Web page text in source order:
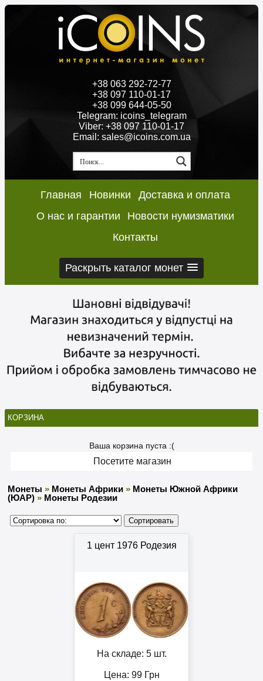
+38 063 292-72-77
+38 097 110-01-17
+38 099 644-05-50
Telegram: icoins_telegram
Viber: +38 097 110-01-17
Email: sales@icoins.com.ua
Главная Новинки
Доставка и оплата
О нас и гарантии
Новости нумизматики
Контакты
Раскрыть каталог монет
КОРЗИНА
Ваша корзина пуста :(
Посетите магазин
Монеты » Монеты Африки » Монеты Южной Африки
(ЮАР) » Монеты Родезии
1 цент 1976 Родезия
На складе: 5 шт.
Цена: 99Грн